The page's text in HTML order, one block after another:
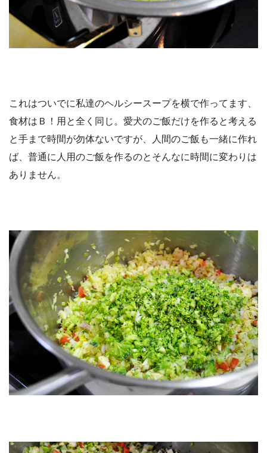
これはついでに私達のヘルシースープを横で作ってます、
食材はＢ！用と全く同じ。愛犬のご飯だけを作ると考える
と手まで時間が勿体ないですが、人間のご飯も一緒に作れ
ば、普通に人用のご飯を作るのとそんなに時間に変わりは
ありません。